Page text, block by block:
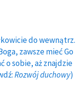
do wewnątrz.
zawsze mieć Go
o sobie, aż znajdzie
Rozwój duchowy)